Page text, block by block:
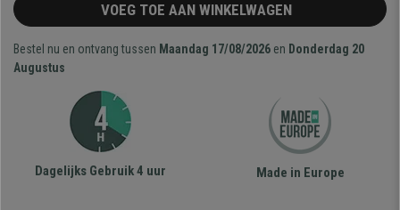
VOEG TOE AAN WINKELWAGEN
Bestel nu en ontvang tussen Maandag 17/08/2026 en Donderdag 20
Augustus
Dagelijks Gebruik 4 uur Made in Europe